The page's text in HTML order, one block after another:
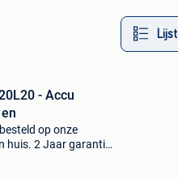
Lijst
- Accu
op onze
huis. 2 Jaar garantie.